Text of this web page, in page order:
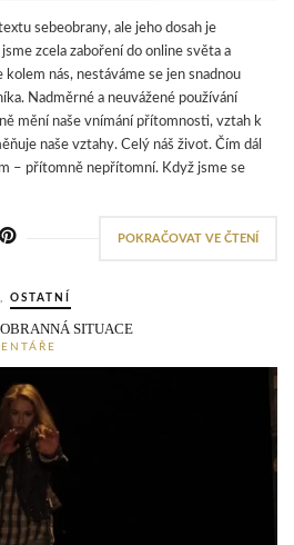
sebeobrany, ale jeho dosah je
zcela zaboření do online světa a
nás, nestáváme se jen snadnou
Nadměrné a neuvážené používání
mění naše vnímání přítomnosti, vztah k
naše vztahy. Celý náš život. Čím dál
– přítomně nepřítomní. Když jsme se
POKRAČOVAT VE ČTENÍ
OSTATNÍ
SITUACE